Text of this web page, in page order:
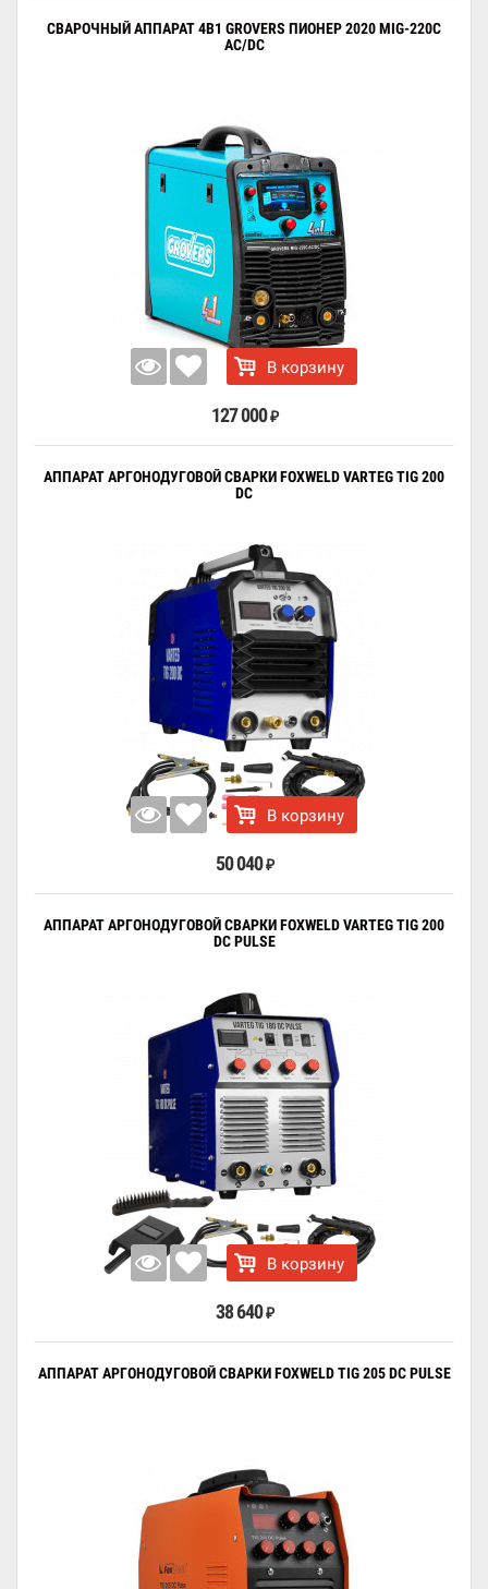
СВАРОЧНЫЙ АППАРАТ 4В1 GROVERS ПИОНЕР 2020 MIG-220C
AC/DC
В корзину
127 000 ₽
АППАРАТ АРГОНОДУГОВОЙ СВАРКИ FOXWELD VARTEG TIG 200
DC
В корзину
50 040 ₽
АППАРАТ АРГОНОДУГОВОЙ СВАРКИ FOXWELD VARTEG TIG 200
DC PULSE
В корзину
38 640 ₽
АППАРАТ АРГОНОДУГОВОЙ СВАРКИ FOXWELD TIG 205 DC PULSE